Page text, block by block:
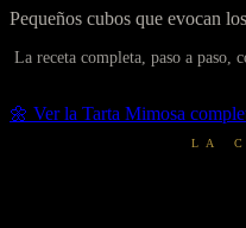
Pequeños cubos que evocan
La receta completa, paso a paso,
🌼 Ver la Tarta Mimosa
L A C